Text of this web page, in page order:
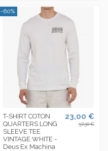
-60%
T-SHIRT COTON
QUARTERS LONG
SLEEVE TEE
VINTAGE WHITE -
Deus Ex Machina
23,00 €
57,50 €